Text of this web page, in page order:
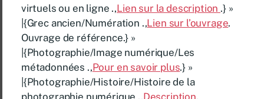
virtuels ou en ligne .,Lien sur la description .} »
|{Grec ancien/Numération .,Lien sur l’ouvrage.
Ouvrage de référence.} »
|{Photographie/Image numérique/Les
métadonnées .,Pour en savoir plus.} »
|{Photographie/Histoire/Histoire de la
photographie numérique .,Description.